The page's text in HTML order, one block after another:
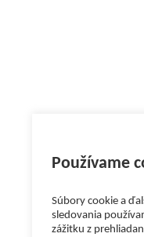
Používame
Súbory cookie a
sledovania
zážitku z